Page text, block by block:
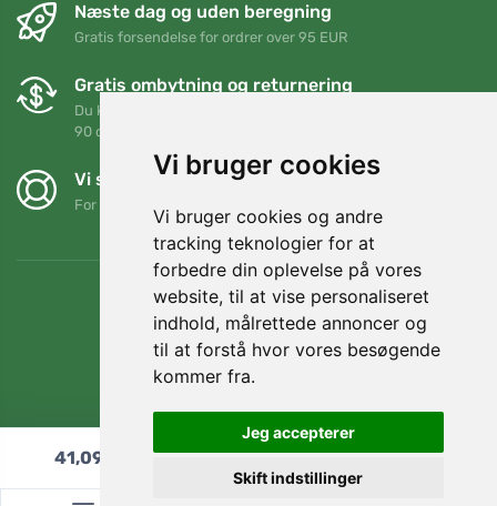
Vi bruger cookies
Vi bruger cookies og andre
tracking teknologier for at
forbedre din oplevelse på vores
website, til at vise personaliseret
indhold, målrettede annoncer og
til at forstå hvor vores besøgende
kommer fra.
Jeg accepterer
Skift indstillinger
Næste dag og uden beregning
Gratis forsendelse for ordrer over 95 EUR
Gratis ombytning og returnering
Du kan returnere eller bytte din ordre når som helst inden for
90 dage
Vi støtter Trees.org
For hver ordre planter vi et træ! Læs mere
41,09 Læg i indkøbskurven